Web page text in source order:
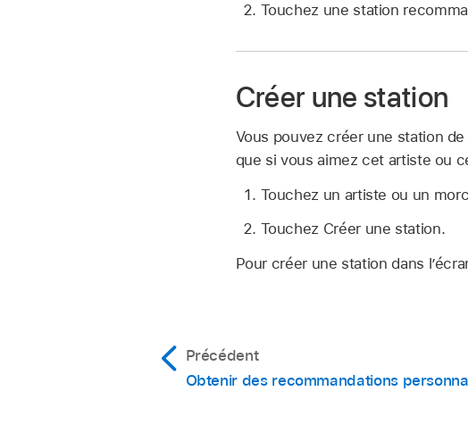
Touchez une station
Créer une station
Vous pouvez créer une station
que si vous aimez cet artiste ou
Touchez un artiste ou un
Touchez Créer une station.
Pour créer une station dans
Précédent
Obtenir des recommandations